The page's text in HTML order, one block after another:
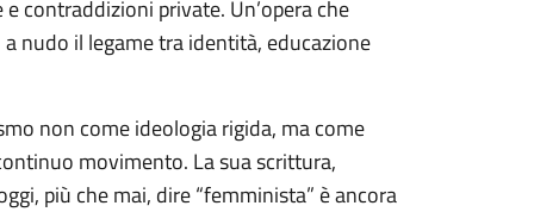
contraddizioni private. Un’opera che
nudo il legame tra identità, educazione
non come ideologia rigida, ma come
movimento. La sua scrittura,
più che mai, dire “femminista” è ancora